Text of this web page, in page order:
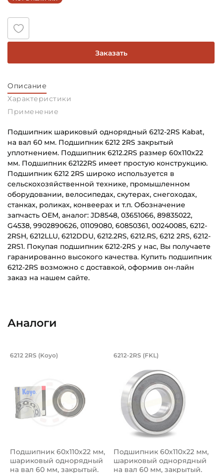
Заказать
Описание
Характеристики
Применение
Подшипник шариковый однорядный 6212-2RS Kabat,
на вал 60 мм. Подшипник 6212 2RS закрытый
уплотнением. Подшипник 6212.2RS размер 60х110х22
мм. Подшипник 62122RS имеет простую конструкцию.
Подшипник 6212 2RS широко используется в
сельскохозяйственной технике, промышленном
оборудовании, велосипедах, скутерах, снегоходах,
станках, роликах, конвеерах и т.п. Обозначение
запчасть OEM, аналог: JD8548, 03651066, 89835022,
G4538, 9902890626, 01109080, 60850361, 00240085, 6212-
2RSH, 6212LLU, 6212DDU, 6212.2RS, 6212.RS, 6212 2RS, 6212-
2RS1. Покупая подшипник 6212-2RS у нас, Вы получаете
гаранированно высокого качества. Купить подшипник
6212-2RS возможно с доставкой, оформив он-лайн
заказ на нашем сайте.
Наружный диаметр (D):
Ширина внутреннего кольца (B):
Ширина наружного кольца (С):
22 мм
Тип посадочного отверстия на вал:
Тип наружного кольца:
Цилиндрическое
Категория:
Аналоги
Подшипник 60х110х22 мм,
6212 2RS (Koyo)
Подшипник 60х110х22 мм,
шариковый однорядный
на вал 60 мм, закрытый.
Подшипник
6212-2RS (FKL)
Подшипник 60х110х22 мм,
шариковый однорядный
на вал 60 мм, закрытый.